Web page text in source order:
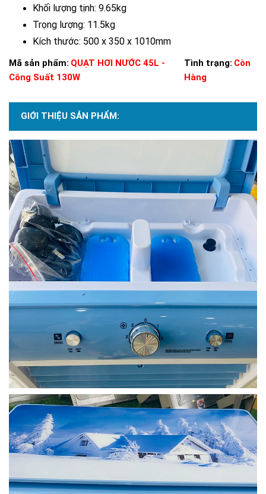
Khối lượng tịnh: 9.65kg
Trọng lượng: 11.5kg
Kích thước: 500 x 350 x 1010mm
Mã sản phẩm: QUẠT HƠI NƯỚC 45L -
Công Suất 130W
Tình trạng: Còn
Hàng
GIỚI THIỆU SẢN PHẨM: